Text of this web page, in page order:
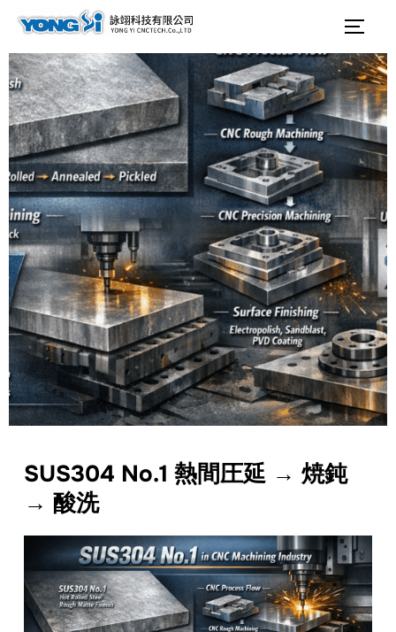
ツ
へ
ス
キ
ッ
プ
対
象:
サ
SUS304 No.1 熱間圧延 → 焼鈍
→ 酸洗